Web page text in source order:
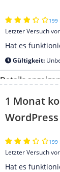
199
Letzter Versuch
Hat es
Gültigkeit:
Details anzeigen
1 Monat
199
Letzter Versuch
Hat es